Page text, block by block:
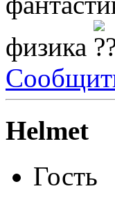
физика
Helmet
Гость